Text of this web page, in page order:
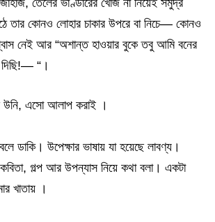
তেলের ভাণ্ডারের খোঁজ না নিয়েই সমুদ্র
তার কোনও লোহার চাকার উপরে বা নিচে— কোনও
নেই আর “অশান্ত হাওয়ার বুকে তবু আমি বনের
দিছি!— “।
এসো আলাপ করাই ।
ডাকি। উপেক্ষার ভাষায় যা হয়েছে লাবণ্য।
গল্প আর উপন্যাস নিয়ে কথা বলা। একটা
খাতায় ।